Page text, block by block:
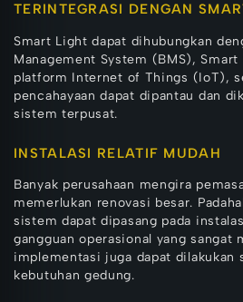
TERINTEGRASI DENGAN
Smart Light dapat dihubungkan
Management System (BMS),
platform Internet of Things (IoT),
pencahayaan dapat dipantau dan
sistem terpusat.
INSTALASI RELATIF MUDAH
Banyak perusahaan mengira
memerlukan renovasi besar.
sistem dapat dipasang pada
gangguan operasional yang sangat
implementasi juga dapat dilakukan
kebutuhan gedung.